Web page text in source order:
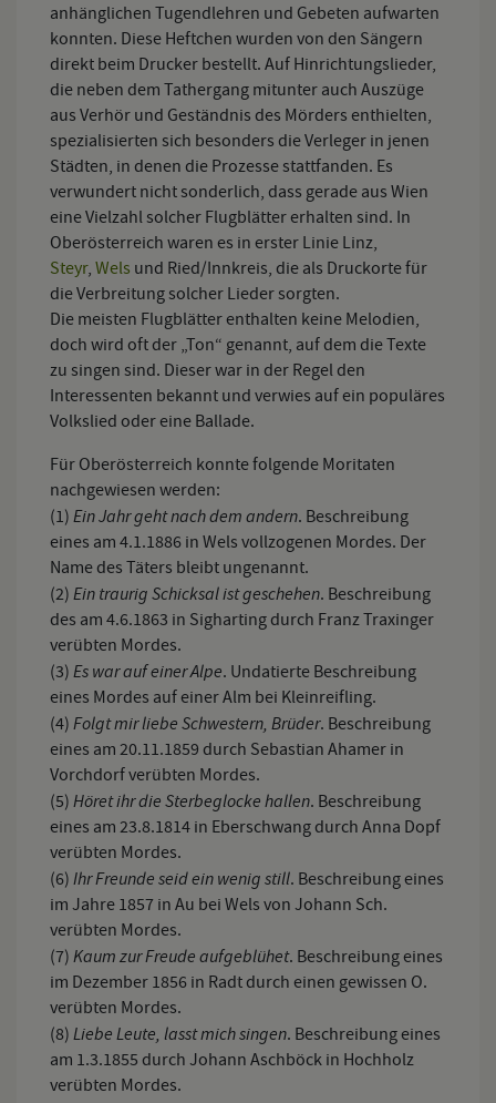
anhänglichen Tugendlehren und Gebeten aufwarten
konnten. Diese Heftchen wurden von den Sängern
direkt beim Drucker bestellt. Auf Hinrichtungslieder,
die neben dem Tathergang mitunter auch Auszüge
aus Verhör und Geständnis des Mörders enthielten,
spezialisierten sich besonders die Verleger in jenen
Städten, in denen die Prozesse stattfanden. Es
verwundert nicht sonderlich, dass gerade aus Wien
eine Vielzahl solcher Flugblätter erhalten sind. In
Oberösterreich waren es in erster Linie Linz,
Steyr, Wels und Ried/Innkreis, die als Druckorte für
die Verbreitung solcher Lieder sorgten.
Die meisten Flugblätter enthalten keine Melodien,
doch wird oft der „Ton“ genannt, auf dem die Texte
zu singen sind. Dieser war in der Regel den
Interessenten bekannt und verwies auf ein populäres
Volkslied oder eine Ballade.
Für Oberösterreich konnte folgende Moritaten
nachgewiesen werden:
(1) Ein Jahr geht nach dem andern. Beschreibung
eines am 4.1.1886 in Wels vollzogenen Mordes. Der
Name des Täters bleibt ungenannt.
(2) Ein traurig Schicksal ist geschehen. Beschreibung
des am 4.6.1863 in Sigharting durch Franz Traxinger
verübten Mordes.
(3) Es war auf einer Alpe. Undatierte Beschreibung
eines Mordes auf einer Alm bei Kleinreifling.
(4) Folgt mir liebe Schwestern, Brüder. Beschreibung
eines am 20.11.1859 durch Sebastian Ahamer in
Vorchdorf verübten Mordes.
(5) Höret ihr die Sterbeglocke hallen. Beschreibung
eines am 23.8.1814 in Eberschwang durch Anna Dopf
verübten Mordes.
(6) Ihr Freunde seid ein wenig still. Beschreibung eines
im Jahre 1857 in Au bei Wels von Johann Sch.
verübten Mordes.
(7) Kaum zur Freude aufgeblühet. Beschreibung eines
im Dezember 1856 in Radt durch einen gewissen O.
verübten Mordes.
(8) Liebe Leute, lasst mich singen. Beschreibung eines
am 1.3.1855 durch Johann Aschböck in Hochholz
verübten Mordes.